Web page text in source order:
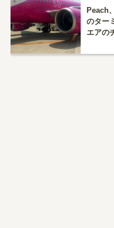
Peach
のター
エアの